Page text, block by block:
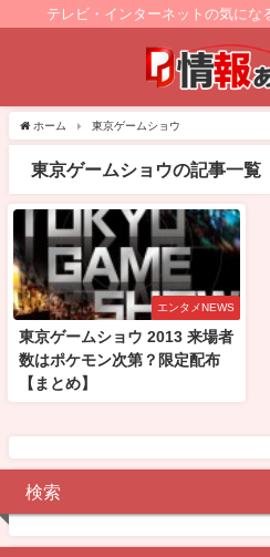
テレビ・インターネットの気にな
ホーム 東京ゲームショウ
東京ゲームショウの記事一覧
エンタメNEWS
東京ゲームショウ 2013 来場者
数はポケモン次第？限定配布
【まとめ】
検索